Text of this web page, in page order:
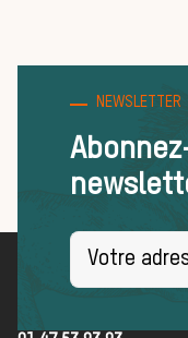
NEWSLETTER
Société de Vènerie
79 rue des Archives